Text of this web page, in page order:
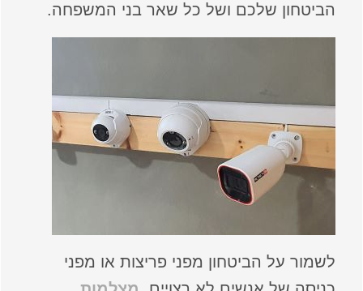
הביטחון שלכם ושל כל שאר בני המשפחה.
לשמור על הביטחון מפני פריצות או מפני